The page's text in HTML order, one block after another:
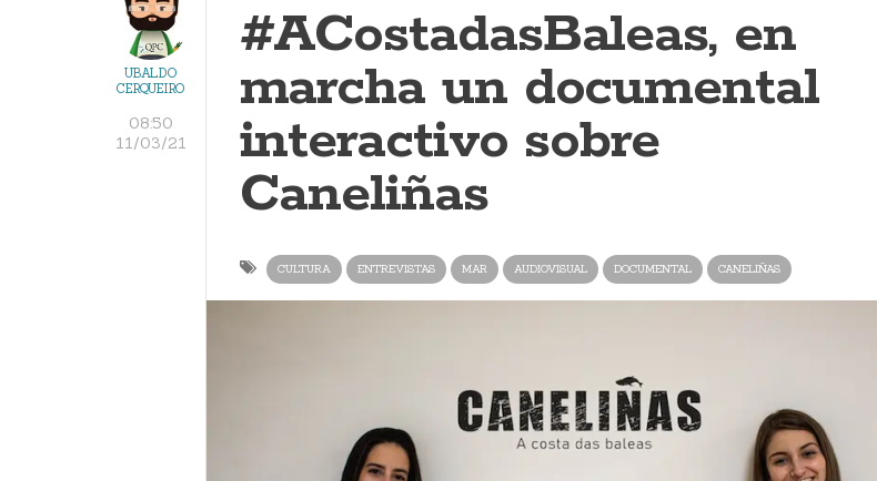
UBALDO
CERQUEIRO
08:50
11/03/21
#ACostadasBaleas, en
marcha un documental
interactivo sobre
Caneliñas
CULTURA ENTREVISTAS MAR AUDIOVISUAL DOCUMENTAL CANELIÑAS